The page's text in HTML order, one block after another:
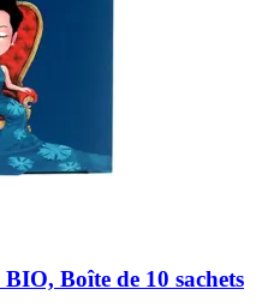
Boîte de 10 sachets